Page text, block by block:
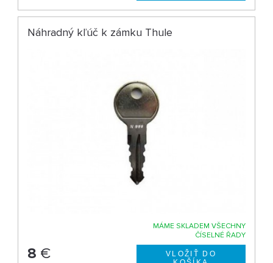
Náhradný kľúč k zámku Thule
MÁME SKLADEM VŠECHNY
ČÍSELNÉ ŘADY
8 €